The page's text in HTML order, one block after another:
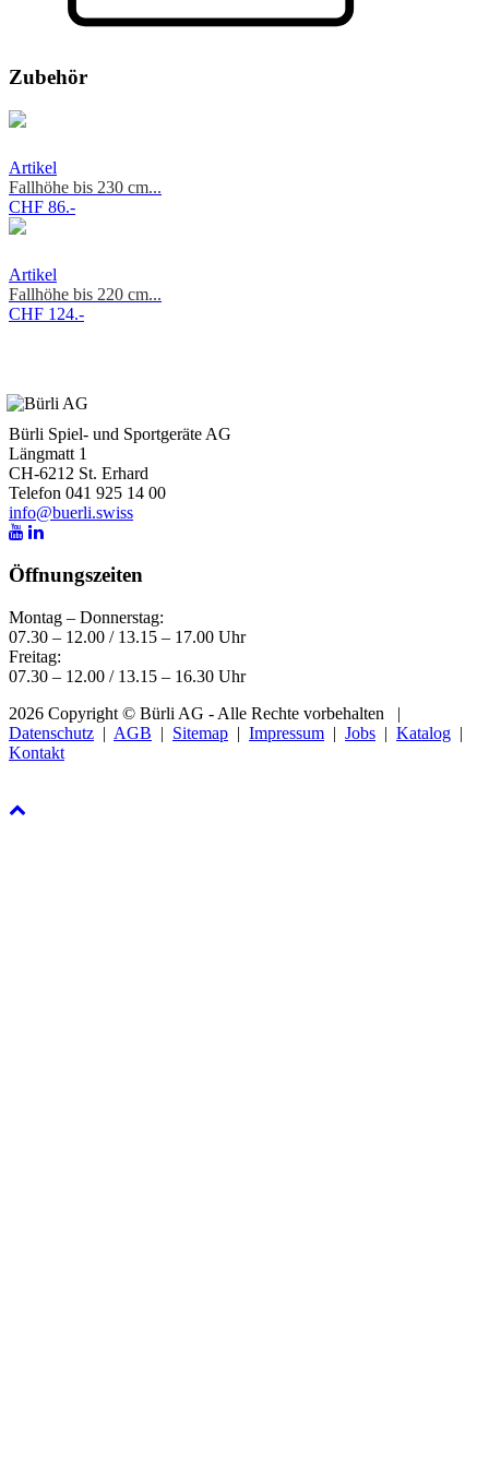
Zubehör
Artikel
Fallhöhe bis 230 cm...
CHF 86.-
Artikel
Fallhöhe bis 220 cm...
CHF 124.-
Bürli Spiel- und Sportgeräte AG
Längmatt 1
CH-6212 St. Erhard
Telefon 041 925 14 00
info@buerli.swiss
Öffnungszeiten
Montag – Donnerstag:
07.30 – 12.00 / 13.15 – 17.00 Uhr
Freitag:
07.30 – 12.00 / 13.15 – 16.30 Uhr
2026 Copyright © Bürli AG - Alle Rechte vorbehalten |
Datenschutz | AGB | Sitemap | Impressum | Jobs | Katalog |
Kontakt